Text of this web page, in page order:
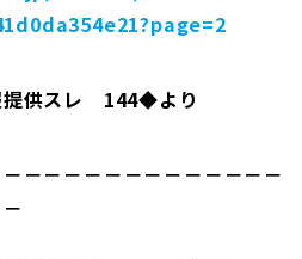
供スレ 144◆より
－－－－－－－－－－－－－